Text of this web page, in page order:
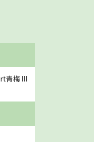
青梅 III